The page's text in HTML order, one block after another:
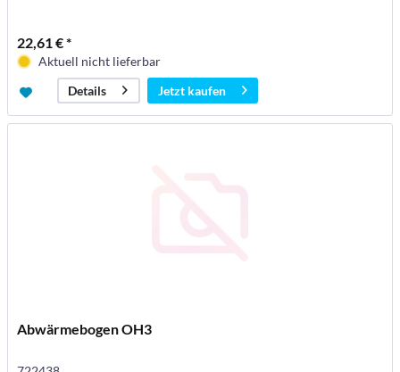
22,61 € *
Aktuell nicht lieferbar
Details
Jetzt kaufen
Abwärmebogen OH3